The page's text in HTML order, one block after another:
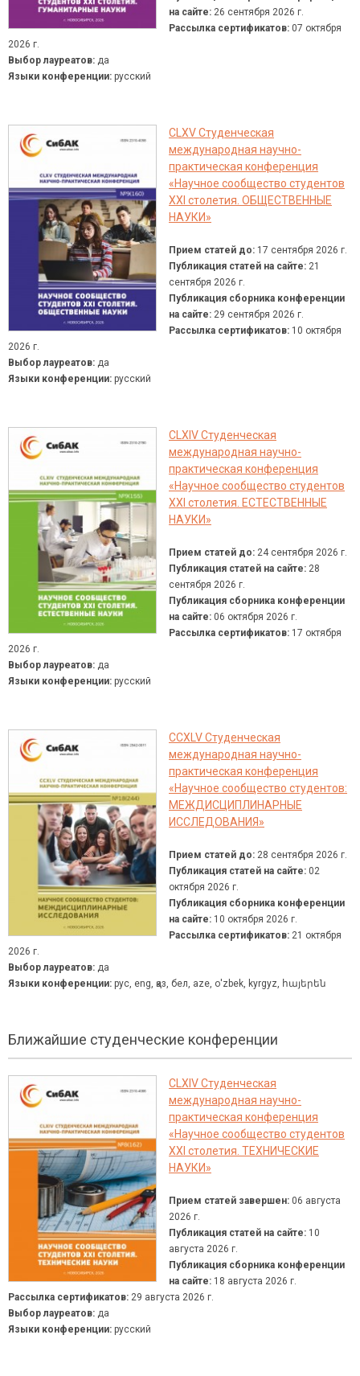
на сайте: 26 сентября 2026 г.
Рассылка сертификатов: 07 октября
2026 г.
Выбор лауреатов: да
Языки конференции: русский
CLXV Студенческая
международная научно-
практическая конференция
«Научное сообщество студентов
XXI столетия. ОБЩЕСТВЕННЫЕ
НАУКИ»
Прием статей до: 17 сентября 2026 г.
Публикация статей на сайте: 21
сентября 2026 г.
Публикация сборника конференции
на сайте: 29 сентября 2026 г.
Рассылка сертификатов: 10 октября
2026 г.
Выбор лауреатов: да
Языки конференции: русский
CLXIV Студенческая
международная научно-
практическая конференция
«Научное сообщество студентов
XXI столетия. ЕСТЕСТВЕННЫЕ
НАУКИ»
Прием статей до: 24 сентября 2026 г.
Публикация статей на сайте: 28
сентября 2026 г.
Публикация сборника конференции
на сайте: 06 октября 2026 г.
Рассылка сертификатов: 17 октября
2026 г.
Выбор лауреатов: да
Языки конференции: русский
CCXLV Студенческая
международная научно-
практическая конференция
«Научное сообщество студентов:
МЕЖДИСЦИПЛИНАРНЫЕ
ИССЛЕДОВАНИЯ»
Прием статей до: 28 сентября 2026 г.
Публикация статей на сайте: 02
октября 2026 г.
Публикация сборника конференции
на сайте: 10 октября 2026 г.
Рассылка сертификатов: 21 октября
2026 г.
Выбор лауреатов: да
Языки конференции: рус, eng, қаз, бел, aze, о'zbek, kyrgyz, հայերեն
Ближайшие студенческие конференции
CLXIV Студенческая
международная научно-
практическая конференция
«Научное сообщество студентов
XXI столетия. ТЕХНИЧЕСКИЕ
НАУКИ»
Прием статей завершен: 06 августа
2026 г.
Публикация статей на сайте: 10
августа 2026 г.
Публикация сборника конференции
на сайте: 18 августа 2026 г.
Рассылка сертификатов: 29 августа 2026 г.
Выбор лауреатов: да
Языки конференции: русский